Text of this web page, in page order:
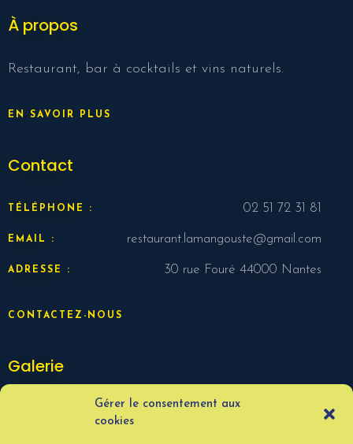
Gérer le consentement aux
cookies
À propos
Restaurant, bar à cocktails et vins naturels.
EN SAVOIR PLUS
Contact
TÉLÉPHONE : 02 51 72 31 81
EMAIL : restaurant.lamangouste@gmail.com
ADRESSE : 30 rue Fouré 44000 Nantes
CONTACTEZ-NOUS
Galerie